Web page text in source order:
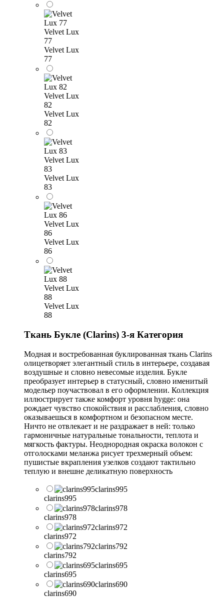
Velvet Lux
77
Velvet Lux
77
Velvet Lux
82
Velvet Lux
82
Velvet Lux
83
Velvet Lux
83
Velvet Lux
86
Velvet Lux
86
Velvet Lux
88
Velvet Lux
88
Ткань Букле (Clarins) 3-я Категория
Модная и востребованная буклированная ткань Clarins
олицетворяет элегантный стиль в интерьере, создавая
воздушные и словно невесомые изделия. Букле
преобразует интерьер в статусный, словно именитый
модельер поучаствовал в его оформлении. Коллекция
иллюстрирует также комфорт уровня hygge: она
рождает чувство спокойствия и расслабления, словно
оказываешься в комфортном и безопасном месте.
Ничто не отвлекает и не раздражает в ней: только
гармоничные натуральные тональности, теплота и
мягкость фактуры. Неоднородная окраска волокон с
отголосками меланжа рисует трехмерный объем:
пушистые вкрапления узелков создают тактильно
теплую и внешне деликатную поверхность
clarins995
clarins995
clarins978
clarins978
clarins972
clarins972
clarins792
clarins792
clarins695
clarins695
clarins690
clarins690